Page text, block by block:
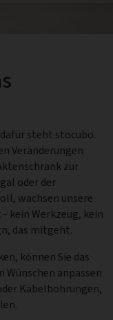
steht stocubo.
Veränderungen
zur
oder der
wachsen unsere
kein Werkzeug, kein
das mitgeht.
können Sie das
anpassen
Kabelbohrungen,